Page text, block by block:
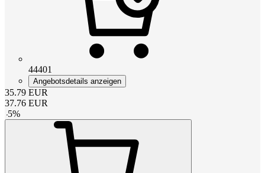
44401
Angebotsdetails anzeigen
35.79 EUR
37.76 EUR
-5%